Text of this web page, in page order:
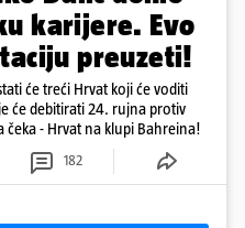
karijere. Evo
preuzeti!
će treći Hrvat koji će voditi
će debitirati 24. rujna protiv
čeka - Hrvat na klupi Bahreina!
182